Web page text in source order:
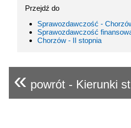
Przejdź do
Sprawozdawczość -
Sprawozdawczość
Chorzów - II stopnia
« powrót - Kierunki